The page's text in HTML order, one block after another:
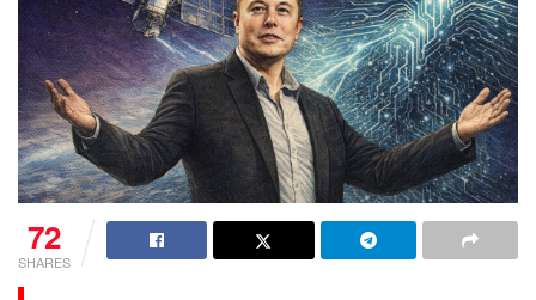
72
SHARES